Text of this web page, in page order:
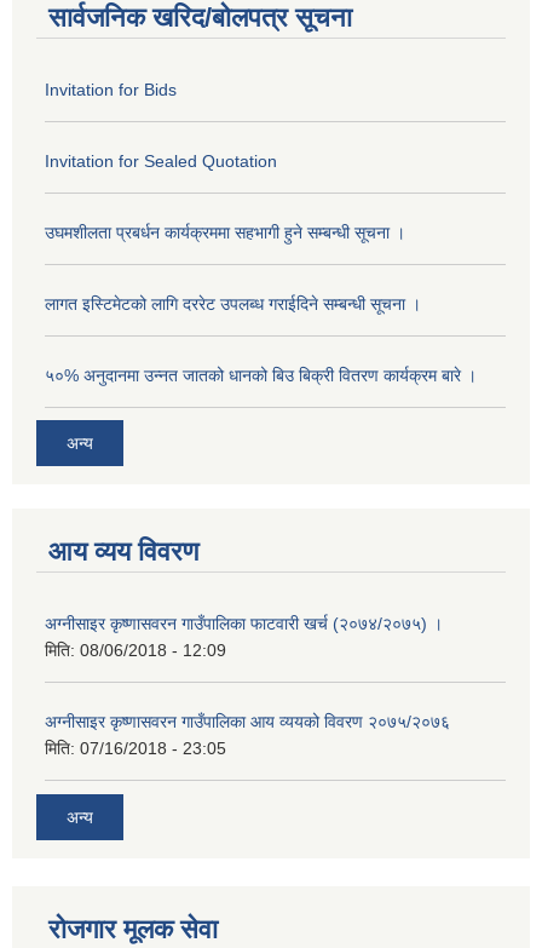
सार्वजनिक खरिद/बोलपत्र सूचना
Invitation for Bids
Invitation for Sealed Quotation
उघमशीलता प्रबर्धन कार्यक्रममा सहभागी हुने सम्बन्धी सूचना ।
लागत इस्टिमेटको लागि दररेट उपलब्ध गराईदिने सम्बन्धी सूचना ।
५०% अनुदानमा उन्नत जातको धानको बिउ बिक्री वितरण कार्यक्रम बारे ।
अन्य
आय व्यय विवरण
अग्नीसाइर कृष्णासवरन गाउँपालिका फाटवारी खर्च (२०७४/२०७५) ।
मिति: 08/06/2018 - 12:09
अग्नीसाइर कृष्णासवरन गाउँपालिका आय व्ययको विवरण २०७५/२०७६
मिति: 07/16/2018 - 23:05
अन्य
रोजगार मूलक सेवा